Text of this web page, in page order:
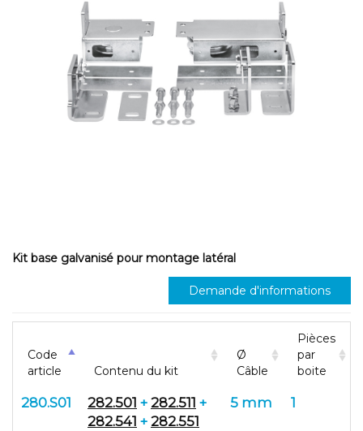
Kit base galvanisé pour montage latéral
Demande d'informations
Code
article
Contenu du kit
Ø
Câble
Pièces
par
boite
280.S01 282.501 + 282.511 +
282.541 + 282.551
5 mm 1